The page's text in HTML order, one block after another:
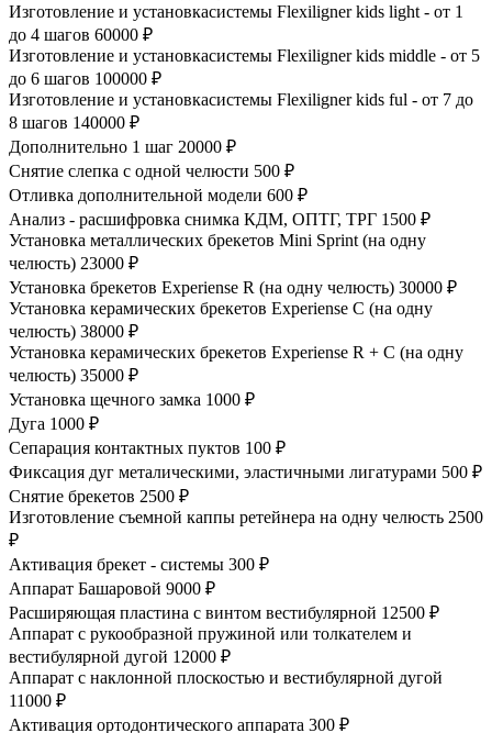
Изготовление и установкасистемы Flexiligner kids light - от 1
до 4 шагов 60000 ₽
Изготовление и установкасистемы Flexiligner kids middle - от 5
до 6 шагов 100000 ₽
Изготовление и установкасистемы Flexiligner kids ful - от 7 до
8 шагов 140000 ₽
Дополнительно 1 шаг 20000 ₽
Снятие слепка с одной челюсти 500 ₽
Отливка дополнительной модели 600 ₽
Анализ - расшифровка снимка КДМ, ОПТГ, ТРГ 1500 ₽
Установка металлических брекетов Mini Sprint (на одну
челюсть) 23000 ₽
Установка брекетов Experiense R (на одну челюсть) 30000 ₽
Установка керамических брекетов Experiense С (на одну
челюсть) 38000 ₽
Установка керамических брекетов Experiense R + С (на одну
челюсть) 35000 ₽
Установка щечного замка 1000 ₽
Дуга 1000 ₽
Сепарация контактных пуктов 100 ₽
Фиксация дуг металическими, эластичными лигатурами 500 ₽
Снятие брекетов 2500 ₽
Изготовление съемной каппы ретейнера на одну челюсть 2500
₽
Активация брекет - системы 300 ₽
Аппарат Башаровой 9000 ₽
Расширяющая пластина с винтом вестибулярной 12500 ₽
Аппарат с рукообразной пружиной или толкателем и
вестибулярной дугой 12000 ₽
Аппарат с наклонной плоскостью и вестибулярной дугой
11000 ₽
Активация ортодонтического аппарата 300 ₽